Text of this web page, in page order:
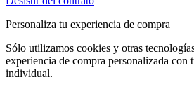
Personaliza tu experiencia de compra
Sólo utilizamos cookies y otras
experiencia de compra personalizada con
individual.